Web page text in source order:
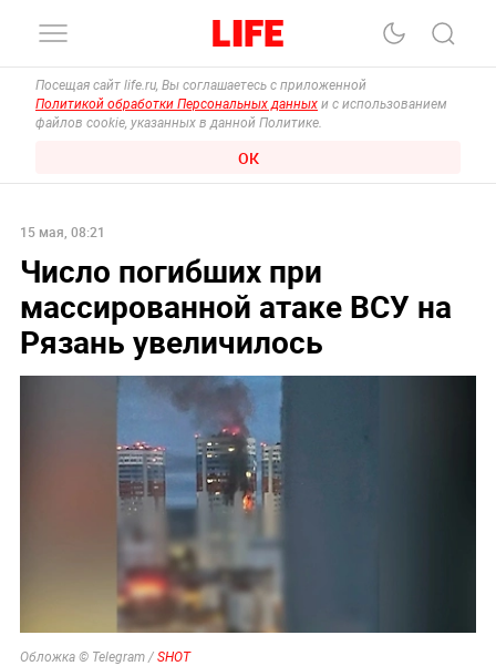
Посещая сайт life.ru, Вы соглашаетесь с приложенной
Политикой обработки Персональных данных и с использованием
файлов cookie, указанных в данной Политике.
ОК
15 мая, 08:21
Число погибших при
массированной атаке ВСУ на
Рязань увеличилось
Обложка © Telegram / SHOT